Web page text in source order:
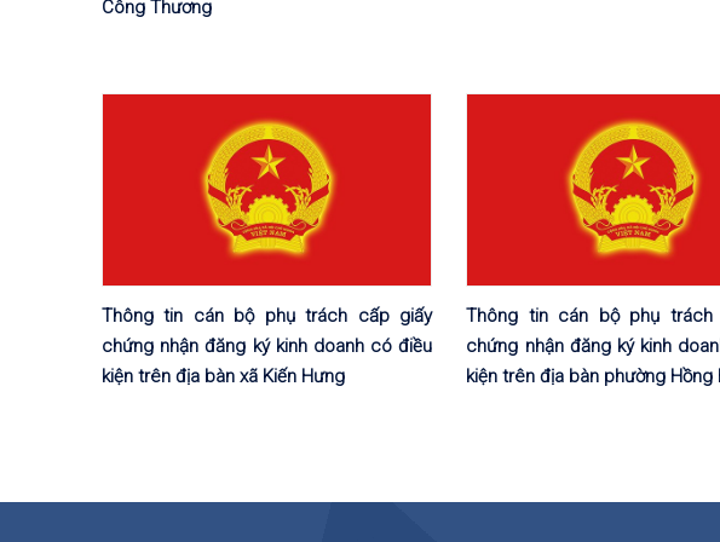
Công Thương
Thông tin cán bộ phụ trách cấp giấy
chứng nhận đăng ký kinh doanh có điều
kiện trên địa bàn xã Kiến Hưng
Thông tin cán bộ phụ trách
chứng nhận đăng ký kinh
kiện trên địa bàn phường Hồng